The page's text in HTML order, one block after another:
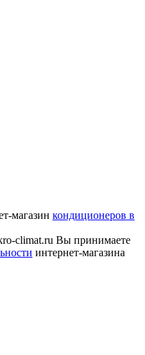
магазин кондиционеров в
climat.ru Вы принимаете
интернет-магазина